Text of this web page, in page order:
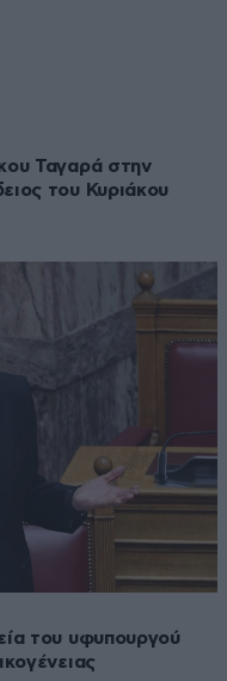
Ταγαρά στην
του Κυριάκου
του υφυπουργού